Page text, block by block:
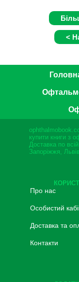
купити книги з
Доставка по
Запоріжжя,
Про нас
Особистий
Доставка та
Контакти